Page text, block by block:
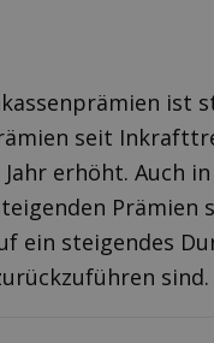
ist
seit
erhöht. Auch
Prämien
ein steigendes
sind.